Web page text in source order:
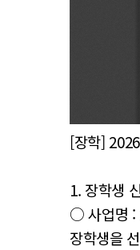
[장학]
1. 장학생
○ 사업명 :
장학생을